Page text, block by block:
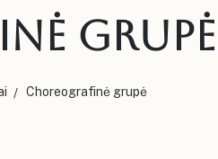
grupė
Choreografinė grupė